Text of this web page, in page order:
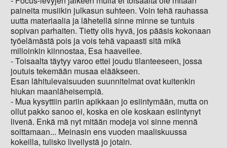
paineita musiikin julkasun suhteen. Voin tehä rauhassa
uutta materiaalia ja lähetellä sinne minne se tuntuis
sopivan parhaiten. Tietty olis hyvä, jos pääsis kokonaan
työelämästä pois ja vois tehä vapaasti sitä mikä
milloinkin kiinnostaa, Esa haaveilee.
- Toisaalta täytyy varoo ettei joudu tilanteeseen, jossa
joutuis tekemään musaa elääkseen.
Esan lähitulevaisuuden suunnitelmat ovat kuitenkin
hiukan maanläheisempiä.
- Mua kysyttiin pariin apikkaan jo esiintymään, mutta on
ollut pakko sanoo ei, koska en ole koskaan esiintynyt
livenä. Enkä mä nyt mitään modeja voi sinne mennä
soittamaan... Meinasin ens vuoden maaliskuussa
kokeilla, tulisko liveilystä jo jotain.